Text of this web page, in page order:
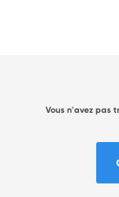
Vous n'avez pas